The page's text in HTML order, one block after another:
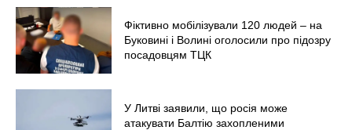
Фіктивно мобілізували 120 людей – на
Буковині і Волині оголосили про підозру
посадовцям ТЦК
У Литві заявили, що росія може
атакувати Балтію захопленими